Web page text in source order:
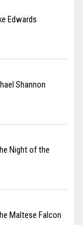
Edwards
Shannon
Night of the
Maltese Falcon